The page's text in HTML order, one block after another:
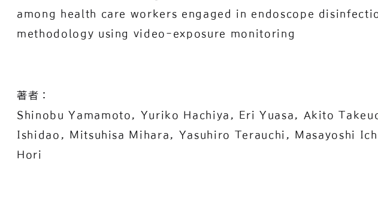
among health care workers engaged in endoscope
methodology using video-exposure monitoring
著者：
Shinobu Yamamoto, Yuriko Hachiya, Eri Yuasa, Akito
Ishidao, Mitsuhisa Mihara, Yasuhiro Terauchi, Masayoshi
Hori